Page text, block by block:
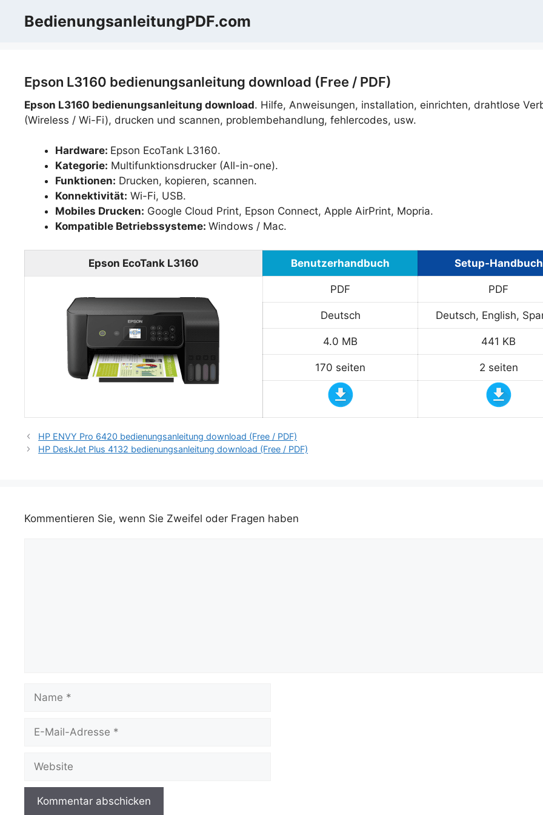
BedienungsanleitungPDF.com
Epson L3160 bedienungsanleitung download (Free / PDF)
Epson L3160 bedienungsanleitung download. Hilfe, Anweisungen, installation, einrichten, drahtlose
(Wireless / Wi-Fi), drucken und scannen, problembehandlung, fehlercodes, usw.
Hardware: Epson EcoTank L3160.
Kategorie: Multifunktionsdrucker (All-in-one).
Funktionen: Drucken, kopieren, scannen.
Konnektivität: Wi-Fi, USB.
Mobiles Drucken: Google Cloud Print, Epson Connect, Apple AirPrint, Mopria.
Kompatible Betriebssysteme: Windows / Mac.
Epson EcoTank L3160 Benutzerhandbuch Setup-Handbuch
PDF PDF
Deutsch Deutsch, English,
4.0 MB 441 KB
170 seiten 2 seiten
HP ENVY Pro 6420 bedienungsanleitung download (Free / PDF)
HP DeskJet Plus 4132 bedienungsanleitung download (Free / PDF)
Kommentieren Sie, wenn Sie Zweifel oder Fragen haben
Mail-